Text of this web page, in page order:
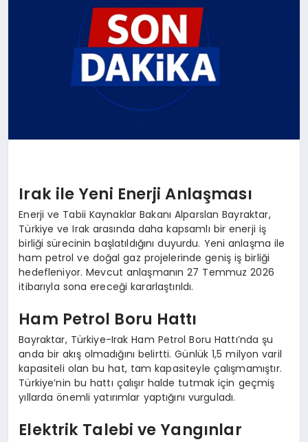
Irak ile Yeni Enerji Anlaşması
Enerji ve Tabii Kaynaklar Bakanı Alparslan Bayraktar,
Türkiye ve Irak arasında daha kapsamlı bir enerji iş
birliği sürecinin başlatıldığını duyurdu. Yeni anlaşma ile
ham petrol ve doğal gaz projelerinde geniş iş birliği
hedefleniyor. Mevcut anlaşmanın 27 Temmuz 2026
itibarıyla sona ereceği kararlaştırıldı.
Ham Petrol Boru Hattı
Bayraktar, Türkiye-Irak Ham Petrol Boru Hattı’nda şu
anda bir akış olmadığını belirtti. Günlük 1,5 milyon varil
kapasiteli olan bu hat, tam kapasiteyle çalışmamıştır.
Türkiye’nin bu hattı çalışır halde tutmak için geçmiş
yıllarda önemli yatırımlar yaptığını vurguladı.
Elektrik Talebi ve Yangınlar